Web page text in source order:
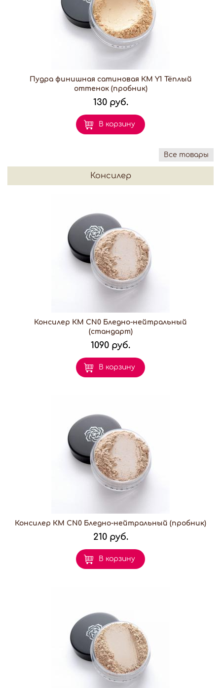
Пудра финишная сатиновая КМ Y1 Тёплый
оттенок (пробник)
130 руб.
В корзину
Все товары
Консилер
Консилер КМ CN0 Бледно-нейтральный
(стандарт)
1090 руб.
В корзину
Консилер КМ CN0 Бледно-нейтральный (пробник)
210 руб.
В корзину